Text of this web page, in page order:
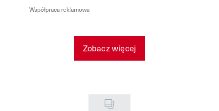
Współpraca reklamowa
Zobacz więcej